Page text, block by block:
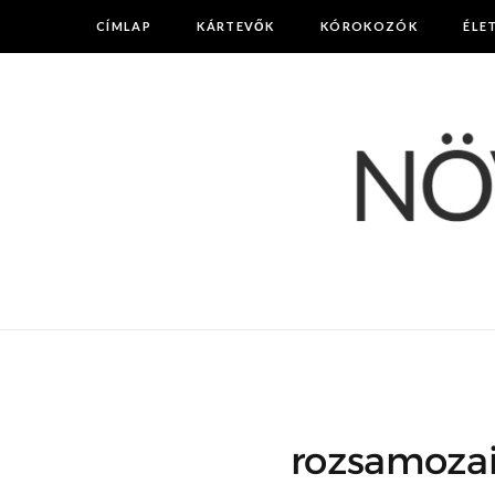
CÍMLAP KÁRTEVŐK KÓROKOZÓK